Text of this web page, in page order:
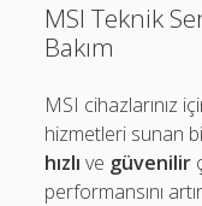
Twitter Gizli Sikiş
Sayfa Listesi
Twitter Gizli Sikiş
MSI Teknik
Bakım
MSI cihazlarınız
hizmetleri sunan
hızlı ve güvenilir
performansını